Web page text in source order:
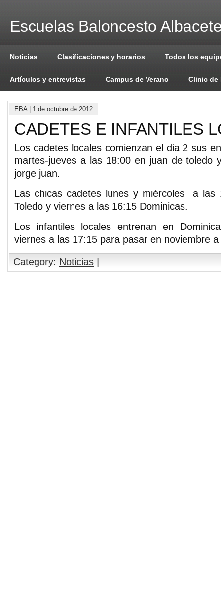
Escuelas Baloncesto
Noticias Clasificaciones y horarios Todos los
Artículos y entrevistas Campus de Verano Clinic de
EBA| 1 de octubre de 2012
CADETES E INFANTILES
Los cadetes locales comienzan el dia 2 sus
martes-jueves a las 18:00 en juan de toledo
jorge juan.
Las chicas cadetes lunes y miércoles a las
Toledo y viernes a las 16:15 Dominicas.
Los infantiles locales entrenan en
viernes a las 17:15 para pasar en noviembre
Category: Noticias